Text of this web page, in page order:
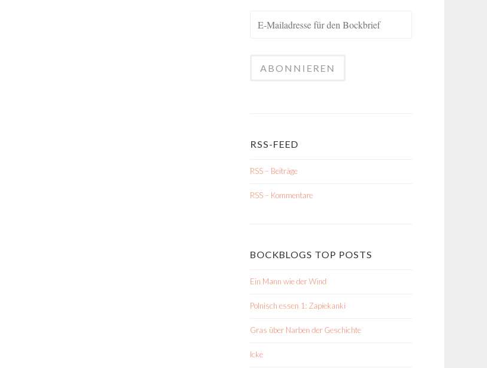
RSS-FEED
RSS – Beiträge
RSS – Kommentare
BOCKBLOGS TOP POSTS
Ein Mann wie der Wind
Polnisch essen 1: Zapiekanki
Gras über Narben der Geschichte
Icke